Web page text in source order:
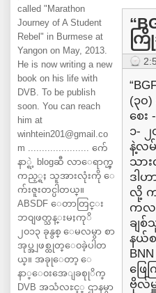
called "Marathon
Journey of A Student
Rebel" in Burmese at
Yangon on May, 2013.
He is now writing a new
book on his life with
DVB. To be publish
soon. You can reach
him at
winhtein201@gmail.co
m ...................... က်ေ
နာ္ရဲ့ blogဆီ လာေရာက္ၾ
ကည့္ရႈ သူအားလုံးကို ေ
က်းဇူးတင္ပါတယ္။
ABSDF ေတာတြင္း
ဘ၀ျဖတ္သန္းမႈကုိ
၂၀၁၃ ခုနွစ္ ေမလမွာ စာ
အုပ္အျဖစ္ထုတ္ေ၀ခဲ့ပါတ
ယ္။ အခုုေတာ့ ေ
နာ္ေ၀းအေျခစုုိက္
DVB အသံလႊင့္ ဌာနမွာ
က
(၃၀
စေး
၁- ၂
နဲ့လ
သာ
ဒါ
လို့ က
ကလ
ချစ်
နယ်
ဖြေ
ဗိုလ်မှူ